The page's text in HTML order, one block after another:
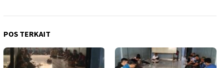
POS TERKAIT